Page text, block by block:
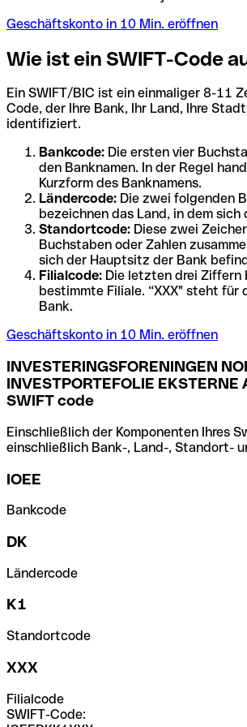
Geschäftskonto in 10 Min. eröffnen
Wie ist ein SWIFT-Code
Ein SWIFT/BIC ist ein einmaliger 8-11
Code, der Ihre Bank, Ihr Land, Ihre
identifiziert.
Bankcode: Die ersten vier
den Banknamen. In der Regel
Kurzform des Banknamens.
Ländercode: Die zwei folgenden
bezeichnen das Land, in dem
Standortcode: Diese zwei
Buchstaben oder Zahlen
sich der Hauptsitz der Bank
Filialcode: Die letzten drei Ziffern
bestimmte Filiale. “XXX" steht für
Bank.
Geschäftskonto in 10 Min. eröffnen
INVESTERINGSFORENINGEN
INVESTPORTEFOLIE EKSTERNE
SWIFT code
Einschließlich der Komponenten Ihres
einschließlich Bank-, Land-, Standort-
IOEE
Bankcode
DK
Ländercode
K1
Standortcode
XXX
Filialcode
SWIFT-Code: